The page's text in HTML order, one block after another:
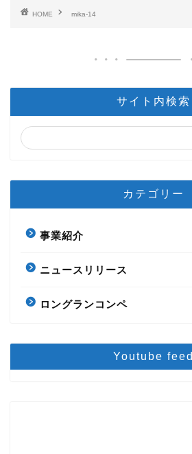
HOME mika-14
サイト内検索
カテゴリー
事業紹介
ニュースリリース
ロングランコンペ
Youtube feed